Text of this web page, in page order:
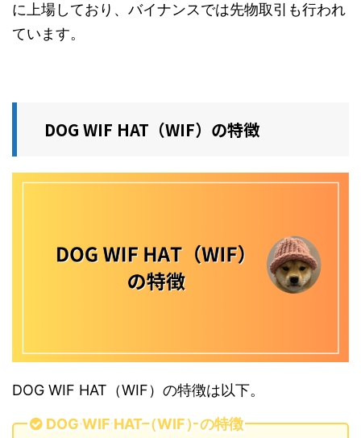
に上場しており、バイナンスでは先物取引も行われ
ています。
DOG WIF HAT（WIF）の特徴
DOG WIF HAT（WIF）の特徴は以下。
DOG WIF HAT（WIF）の特徴